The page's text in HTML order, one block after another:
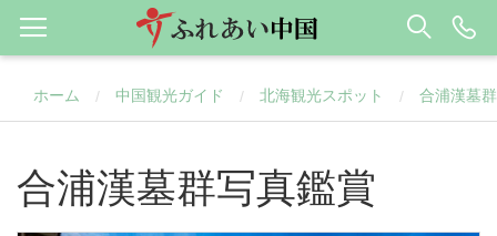
ホーム / 中国観光ガイド / 北海観光スポット / 合浦漢墓群
合浦漢墓群写真鑑賞